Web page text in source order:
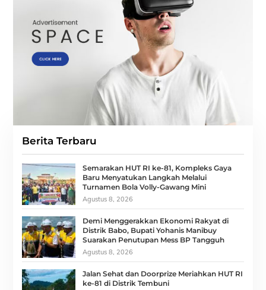
Berita Terbaru
Semarakan HUT RI ke-81, Kompleks Gaya
Baru Menyatukan Langkah Melalui
Turnamen Bola Volly-Gawang Mini
Agustus 8, 2026
Demi Menggerakkan Ekonomi Rakyat di
Distrik Babo, Bupati Yohanis Manibuy
Suarakan Penutupan Mess BP Tangguh
Agustus 8, 2026
Jalan Sehat dan Doorprize Meriahkan HUT RI
ke-81 di Distrik Tembuni